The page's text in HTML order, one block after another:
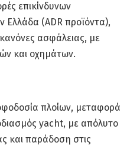
επικίνδυνων
(ADR προϊόντα),
ασφάλειας, με
και οχημάτων.
πλοίων, μεταφορά
yacht, με απόλυτο
και παράδοση στις